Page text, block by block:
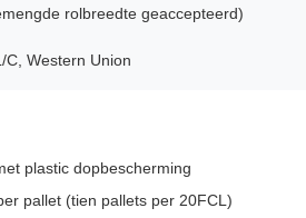
rolbreedte geaccepteerd)
C, Western Union
plastic dopbescherming
pallet (tien pallets per 20FCL)